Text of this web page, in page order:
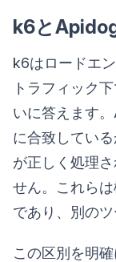
k6と
k6はロードエ
トラフィック
いに答えます
に合致してい
が正しく処理
せん。これら
であり、別のツ
この区別を明